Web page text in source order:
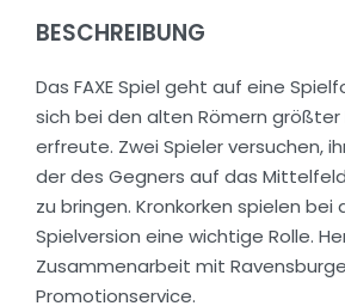
BESCHREIBUNG
Das FAXE Spiel geht auf eine
sich bei den alten Römern
erfreute. Zwei Spieler versuchen,
der des Gegners auf das
zu bringen. Kronkorken spielen bei
Spielversion eine wichtige Rolle.
Zusammenarbeit mit
Promotionservice.